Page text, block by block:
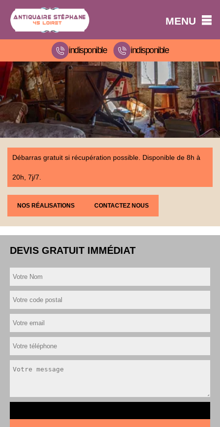
MENU
indisponible indisponible
Débarras gratuit si récupération possible. Disponible de 8h à
20h, 7j/7.
NOS RÉALISATIONS CONTACTEZ NOUS
DEVIS GRATUIT IMMÉDIAT